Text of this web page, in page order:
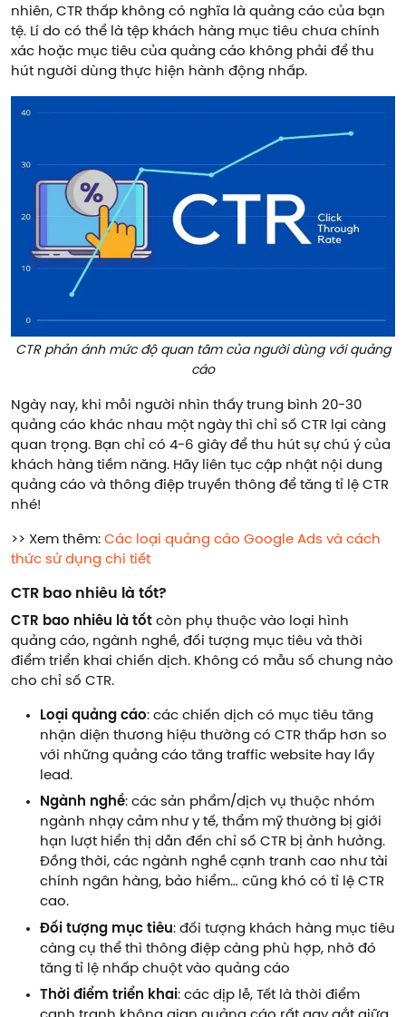
nhiên, CTR thấp không có nghĩa là quảng cáo của bạn
tệ. Lí do có thể là tệp khách hàng mục tiêu chưa chính
xác hoặc mục tiêu của quảng cáo không phải để thu
hút người dùng thực hiện hành động nhấp.
CTR phản ánh mức độ quan tâm của người dùng với quảng
cáo
Ngày nay, khi mỗi người nhìn thấy trung bình 20-30
quảng cáo khác nhau một ngày thì chỉ số CTR lại càng
quan trọng. Bạn chỉ có 4-6 giây để thu hút sự chú ý của
khách hàng tiềm năng. Hãy liên tục cập nhật nội dung
quảng cáo và thông điệp truyền thông để tăng tỉ lệ CTR
nhé!
>> Xem thêm: Các loại quảng cáo Google Ads và cách
thức sử dụng chi tiết
CTR bao nhiêu là tốt?
CTR bao nhiêu là tốt còn phụ thuộc vào loại hình
quảng cáo, ngành nghề, đối tượng mục tiêu và thời
điểm triển khai chiến dịch. Không có mẫu số chung nào
cho chỉ số CTR.
Loại quảng cáo: các chiến dịch có mục tiêu tăng
nhận diện thương hiệu thường có CTR thấp hơn so
với những quảng cáo tăng traffic website hay lấy
lead.
Ngành nghề: các sản phẩm/dịch vụ thuộc nhóm
ngành nhạy cảm như y tế, thẩm mỹ thường bị giới
hạn lượt hiển thị dẫn đến chỉ số CTR bị ảnh hưởng.
Đồng thời, các ngành nghề cạnh tranh cao như tài
chính ngân hàng, bảo hiểm… cũng khó có tỉ lệ CTR
cao.
Đối tượng mục tiêu: đối tượng khách hàng mục tiêu
càng cụ thể thì thông điệp càng phù hợp, nhờ đó
tăng tỉ lệ nhấp chuột vào quảng cáo
Thời điểm triển khai: các dịp lễ, Tết là thời điểm